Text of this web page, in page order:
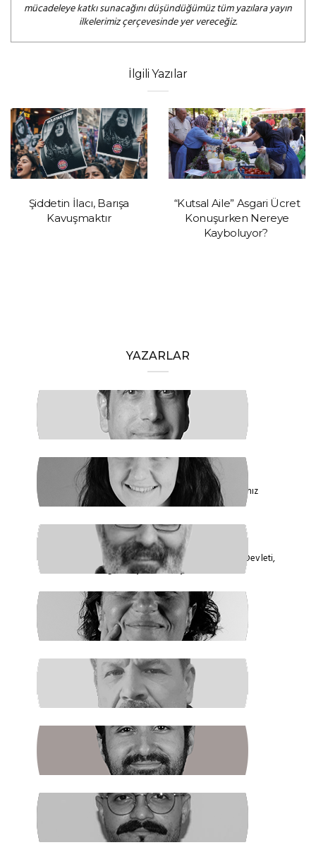
mücadeleye katkı sunacağını düşündüğümüz tüm yazılara yayın
ilkelerimiz çerçevesinde yer vereceğiz.
İlgili Yazılar
Şiddetin İlacı, Barışa
Kavuşmaktır
“Kutsal Aile” Asgari Ücret
Konuşurken Nereye
Kayboluyor?
YAZARLAR
HAKAN ÖZTÜRK
Barışa Başlamalıyız
FİDAN ATASELİM
Paketinizle 6284’e Dokunamayacaksınız
VEYSEL AKTAŞ
Faşizmin Yeniden Biçimlenmesi. Kriz Devleti,
Hegemonya ve Türkiye
GÜLSÜM KAV
Şiddetin İlacı, Barışa Kavuşmaktır
RAŞİT ŞAHİN
Boş Koltukta Kim Oturuyordu?
BATUHAN GÜNDOĞDU
Halkın Kendi Kendini Yönetmesi
FIRAT ÖZTAŞ
AKP Kaybetti